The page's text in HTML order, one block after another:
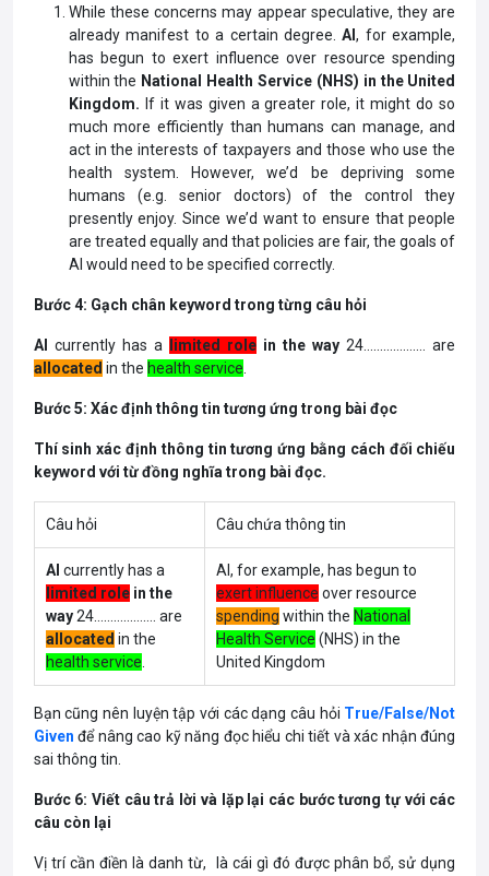
While these concerns may appear speculative, they are
already manifest to a certain degree.AI, for example,
has begun to exert influence over resource spending
within the National Health Service (NHS) in the United
Kingdom. If it was given a greater role, it might do so
much more efficiently than humans can manage, and
act in the interests of taxpayers and those who use the
health system. However, we’d be
depriving some
humans (e.g. senior doctors) of the control they
presently enjoy. Since we’d want to ensure that people
are treated equally and that policies are fair, the goals of
AI would need to be specified correctly.
Bước 4: Gạch chân keyword trong từng câu hỏi
AI currently has a limited role in the way24………………. are
allocated in the health service
Bước 5: Xác định thông tin tương ứng trong bài đọc
Thí sinh xác định thông tin tương ứng bằng cách đối chiếu
keyword với từ đồng nghĩa trong bài đọc.
Câu hỏi Câu chứa thông tin
AI currently has a
limited role in the
way24………………. are
allocated in the
health service
AI, for example, has begun to
exert influence over resource
spending within the National
Health Service (NHS) in the
United Kingdom
Bạn cũng nên luyện tập với các dạng câu hỏi True/False/Not
Given để nâng cao kỹ năng đọc hiểu chi tiết và xác nhận đúng
sai thông tin.
Bước 6: Viết câu trả lời và lặp lại các bước tương tự với các
câu còn lại
Vị trí cần điền là danh từ, là cái gì đó được phân bổ, sử dụng